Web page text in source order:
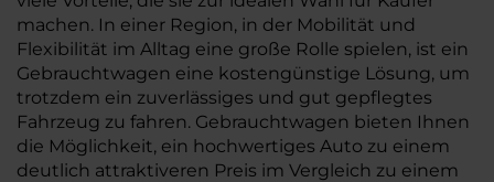
machen. In einer Region, in der Mobilität und
Flexibilität im Alltag eine große Rolle spielen, ist ein
Gebrauchtwagen eine kostengünstige Lösung, um
trotzdem ein zuverlässiges und gut gepflegtes
Fahrzeug zu fahren. Gebrauchtwagen bieten Ihnen
die Möglichkeit, ein hochwertiges Auto zu einem
deutlich attraktiveren Preis im Vergleich zu einem